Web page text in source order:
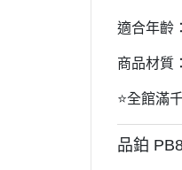
適合年齡
商品材質
⭐️全館滿
品鉑